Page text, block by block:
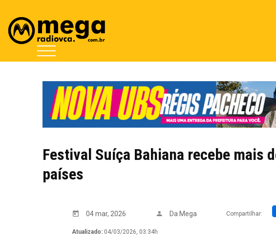
Festival Suíça Bahiana recebe mais
países
04 mar, 2026 Da Mega Compartilhar:
Atualizado: 04/03/2026, 03:34h